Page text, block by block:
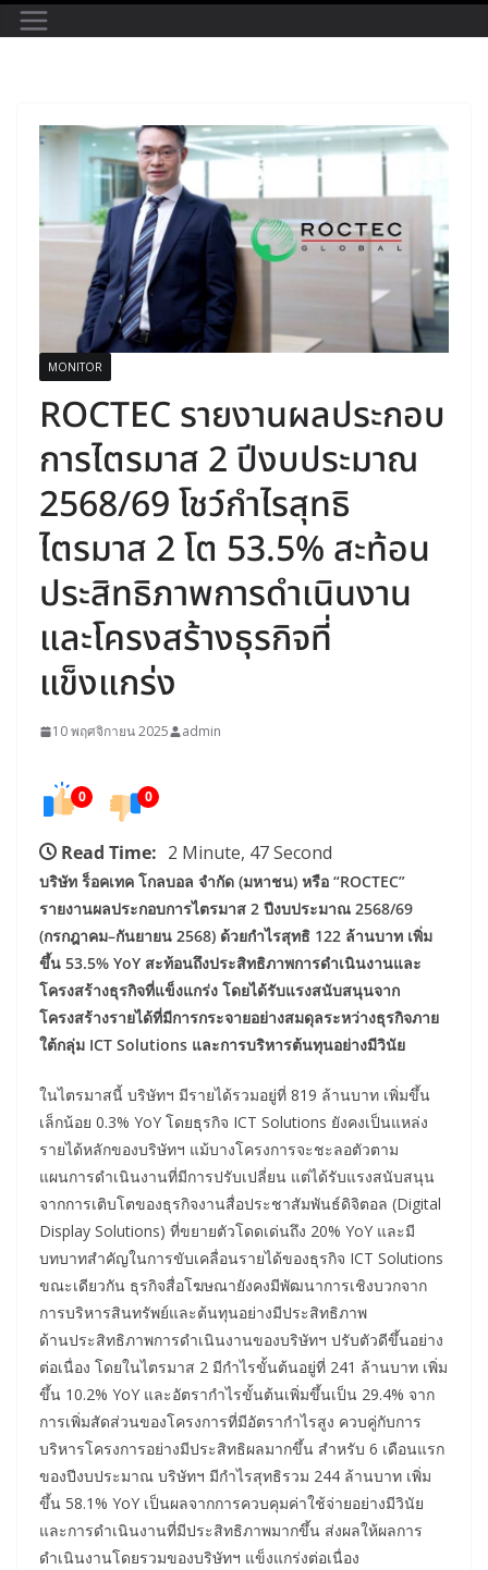
MONITOR
ROCTEC รายงานผลประกอบ
การไตรมาส 2 ปีงบประมาณ
2568/69 โชว์กำไรสุทธิ
ไตรมาส 2 โต 53.5% สะท้อน
ประสิทธิภาพการดำเนินงาน
และโครงสร้างธุรกิจที่
แข็งแกร่ง
10 พฤศจิกายน 2025 admin
0 0
Read Time: 2 Minute, 47 Second
บริษัท ร็อคเทค โกลบอล จำกัด (มหาชน) หรือ “ROCTEC”
รายงานผลประกอบการไตรมาส 2 ปีงบประมาณ 2568/69
(กรกฎาคม–กันยายน 2568) ด้วยกำไรสุทธิ 122 ล้านบาท เพิ่ม
ขึ้น 53.5% YoY สะท้อนถึงประสิทธิภาพการดำเนินงานและ
โครงสร้างธุรกิจที่แข็งแกร่ง โดยได้รับแรงสนับสนุนจาก
โครงสร้างรายได้ที่มีการกระจายอย่างสมดุลระหว่างธุรกิจภาย
ใต้กลุ่ม ICT Solutions และการบริหารต้นทุนอย่างมีวินัย
ในไตรมาสนี้ บริษัทฯ มีรายได้รวมอยู่ที่ 819 ล้านบาท เพิ่มขึ้น
เล็กน้อย 0.3% YoY โดยธุรกิจ ICT Solutions ยังคงเป็นแหล่ง
รายได้หลักของบริษัทฯ แม้บางโครงการจะชะลอตัวตาม
แผนการดำเนินงานที่มีการปรับเปลี่ยน แต่ได้รับแรงสนับสนุน
จากการเติบโตของธุรกิจงานสื่อประชาสัมพันธ์ดิจิตอล (Digital
Display Solutions) ที่ขยายตัวโดดเด่นถึง 20% YoY และมี
บทบาทสำคัญในการขับเคลื่อนรายได้ของธุรกิจ ICT Solutions
ขณะเดียวกัน ธุรกิจสื่อโฆษณายังคงมีพัฒนาการเชิงบวกจาก
การบริหารสินทรัพย์และต้นทุนอย่างมีประสิทธิภาพ
ด้านประสิทธิภาพการดำเนินงานของบริษัทฯ ปรับตัวดีขึ้นอย่าง
ต่อเนื่อง โดยในไตรมาส 2 มีกำไรขั้นต้นอยู่ที่ 241 ล้านบาท เพิ่ม
ขึ้น 10.2% YoY และอัตรากำไรขั้นต้นเพิ่มขึ้นเป็น 29.4% จาก
การเพิ่มสัดส่วนของโครงการที่มีอัตรากำไรสูง ควบคู่กับการ
บริหารโครงการอย่างมีประสิทธิผลมากขึ้น สำหรับ 6 เดือนแรก
ของปีงบประมาณ บริษัทฯ มีกำไรสุทธิรวม 244 ล้านบาท เพิ่ม
ขึ้น 58.1% YoY เป็นผลจากการควบคุมค่าใช้จ่ายอย่างมีวินัย
และการดำเนินงานที่มีประสิทธิภาพมากขึ้น ส่งผลให้ผลการ
ดำเนินงานโดยรวมของบริษัทฯ แข็งแกร่งต่อเนื่อง